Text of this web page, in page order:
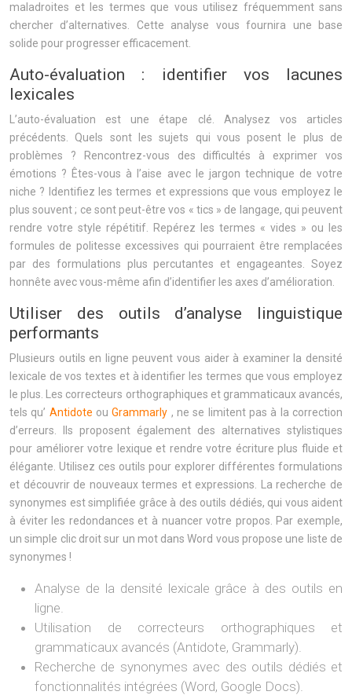
maladroites et les termes que vous utilisez fréquemment sans
chercher d’alternatives. Cette analyse vous fournira une base
solide pour progresser efficacement.
Auto-évaluation : identifier vos lacunes
lexicales
L’auto-évaluation est une étape clé. Analysez vos articles
précédents. Quels sont les sujets qui vous posent le plus de
problèmes ? Rencontrez-vous des difficultés à exprimer vos
émotions ? Êtes-vous à l’aise avec le jargon technique de votre
niche ? Identifiez les termes et expressions que vous employez le
plus souvent ; ce sont peut-être vos « tics » de langage, qui peuvent
rendre votre style répétitif. Repérez les termes « vides » ou les
formules de politesse excessives qui pourraient être remplacées
par des formulations plus percutantes et engageantes. Soyez
honnête avec vous-même afin d’identifier les axes d’amélioration.
Utiliser des outils d’analyse linguistique
performants
Plusieurs outils en ligne peuvent vous aider à examiner la densité
lexicale de vos textes et à identifier les termes que vous employez
le plus. Les correcteurs orthographiques et grammaticaux avancés,
tels qu’ Antidote ouGrammarly , ne se limitent pas à la correction
d’erreurs. Ils proposent également des alternatives stylistiques
pour améliorer votre lexique et rendre votre écriture plus fluide et
élégante. Utilisez ces outils pour explorer différentes formulations
et découvrir de nouveaux termes et expressions. La recherche de
synonymes est simplifiée grâce à des outils dédiés, qui vous aident
à éviter les redondances et à nuancer votre propos. Par exemple,
un simple clic droit sur un mot dans Word vous propose une liste de
synonymes !
Analyse de la densité lexicale grâce à des outils en
ligne.
Utilisation de correcteurs orthographiques et
grammaticaux avancés (Antidote, Grammarly).
Recherche de synonymes avec des outils dédiés et
fonctionnalités intégrées (Word, Google Docs).